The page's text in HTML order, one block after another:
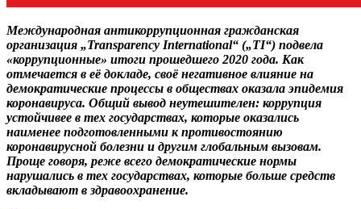
Международная антикоррупционная гражданская
организация „Transparency International“ („TI“) подвела
«коррупционные» итоги прошедшего 2020 года. Как
отмечается в её докладе, своё негативное влияние на
демократические процессы в обществах оказала эпидемия
коронавируса. Общий вывод неутешителен: коррупция
устойчивее в тех государствах, которые оказались
наименее подготовленными к противостоянию
коронавирусной болезни и другим глобальным вызовам.
Проще говоря, реже всего демократические нормы
нарушались в тех государствах, которые больше средств
вкладывают в здравоохранение.